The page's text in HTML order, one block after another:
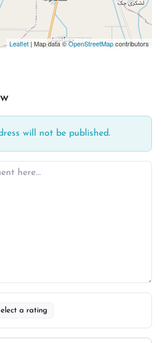
Leaflet | Map data ©OpenStreetMapcontributors
will not be published.
here…
a rating